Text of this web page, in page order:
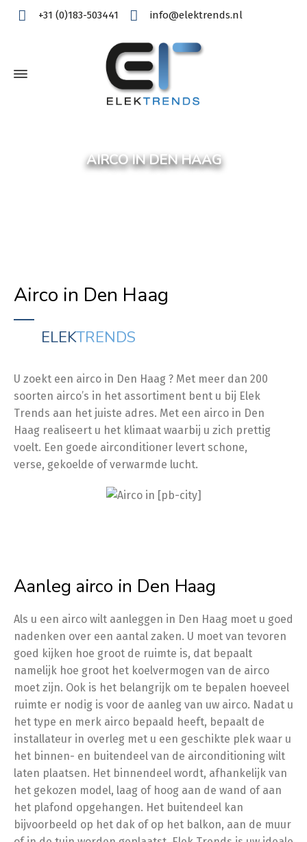
+31 (0)183-503441 info@elektrends.nl
AIRCO IN DEN HAAG
Airco in Den Haag
ELEKTRENDS
U zoekt een airco in Den Haag ? Met meer dan 200
soorten airco’s in het assortiment bent u bij Elek
Trends aan het juiste adres. Met een airco in Den
Haag realiseert u het klimaat waarbij u zich prettig
voelt. Een goede airconditioner levert schone,
verse, gekoelde of verwarmde lucht.
Aanleg airco in Den Haag
Als u een airco wilt aanleggen in Den Haag moet u goed
nadenken over een aantal zaken. U moet van tevoren
goed kijken hoe groot de ruimte is, dat bepaalt
namelijk hoe groot het koelvermogen van de airco
moet zijn. Ook is het belangrijk om te bepalen hoeveel
ruimte er nodig is voor de aanleg van uw airco. Nadat u
het type en merk airco bepaald heeft, bepaalt de
installateur in overleg met u een geschikte plek waar u
het binnen- en buitendeel van de airconditioning wilt
laten plaatsen. Het binnendeel wordt, afhankelijk van
het gekozen model, laag of hoog aan de wand of aan
het plafond opgehangen. Het buitendeel kan
bijvoorbeeld op het dak of op het balkon, aan de muur